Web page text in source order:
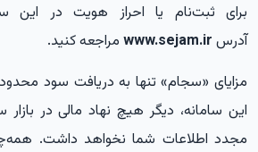
برای ثبت‌نام یا احراز هویت در این
آدرس www.sejam.ir مراجعه کنید.
مزایای «سجام» تنها به دریافت سود
این سامانه، دیگر هیچ نهاد مالی در بازار
مجدد اطلاعات شما نخواهد داشت.